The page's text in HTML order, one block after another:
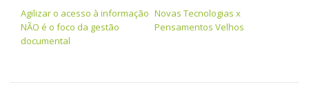
Agilizar o acesso à informação
NÃO é o foco da gestão
documental
Novas Tecnologias x
Pensamentos Velhos